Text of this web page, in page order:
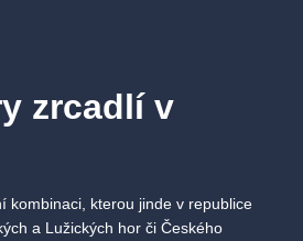
zrcadlí v
kombinaci, kterou jinde v republice
a Lužických hor či Českého